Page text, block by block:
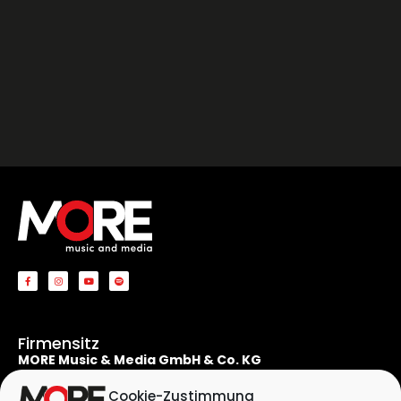
Cookie-Zustimmung
Firmensitz
MORE Music & Media GmbH & Co. KG
Apostelnstraße 19
50667 Köln